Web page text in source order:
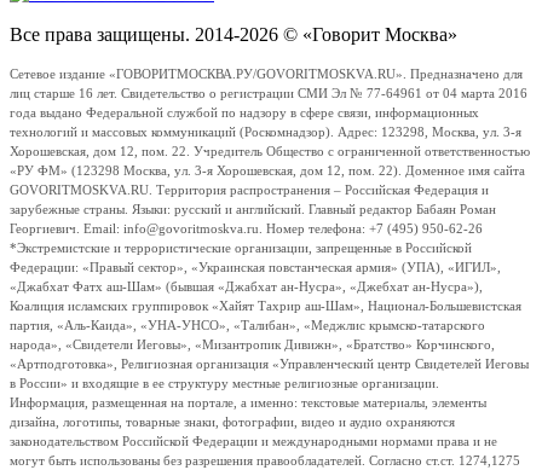
Все права защищены. 2014-2026 © «Говорит Москва»
Сетевое издание «ГОВОРИТМОСКВА.РУ/GOVORITMOSKVA.RU». Предназначено для
лиц старше 16 лет. Свидетельство о регистрации СМИ Эл № 77-64961 от 04 марта 2016
года выдано Федеральной службой по надзору в сфере связи, информационных
технологий и массовых коммуникаций (Роскомнадзор). Адрес: 123298, Москва, ул. 3-я
Хорошевская, дом 12, пом. 22. Учредитель Общество с ограниченной ответственностью
«РУ ФМ» (123298 Москва, ул. 3-я Хорошевская, дом 12, пом. 22). Доменное имя сайта
GOVORITMOSKVA.RU. Территория распространения – Российская Федерация и
зарубежные страны. Языки: русский и английский. Главный редактор Бабаян Роман
Георгиевич. Email: info@govoritmoskva.ru. Номер телефона: +7 (495) 950-62-26
*Экстремистские и террористические организации, запрещенные в Российской
Федерации: «Правый сектор», «Украинская повстанческая армия» (УПА), «ИГИЛ»,
«Джабхат Фатх аш-Шам» (бывшая «Джабхат ан-Нусра», «Джебхат ан-Нусра»),
Коалиция исламских группировок «Хайят Тахрир аш-Шам», Национал-Большевистская
партия, «Аль-Каида», «УНА-УНСО», «Талибан», «Меджлис крымско-татарского
народа», «Свидетели Иеговы», «Мизантропик Дивижн», «Братство» Корчинского,
«Артподготовка», Религиозная организация «Управленческий центр Свидетелей Иеговы
в России» и входящие в ее структуру местные религиозные организации.
Информация, размещенная на портале, а именно: текстовые материалы, элементы
дизайна, логотипы, товарные знаки, фотографии, видео и аудио охраняются
законодательством Российской Федерации и международными нормами права и не
могут быть использованы без разрешения правообладателей. Согласно ст.ст. 1274,1275